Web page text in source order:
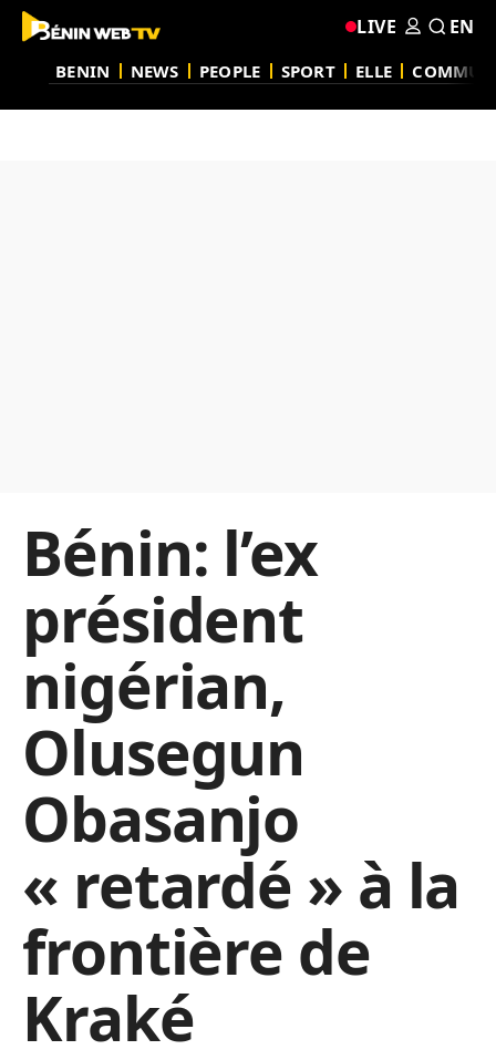
BENIN NEWS PEOPLE SPORT ELLE
LIVE EN
Bénin: l’ex
président
nigérian,
Olusegun
Obasanjo
« retardé » à la
frontière de
Kraké